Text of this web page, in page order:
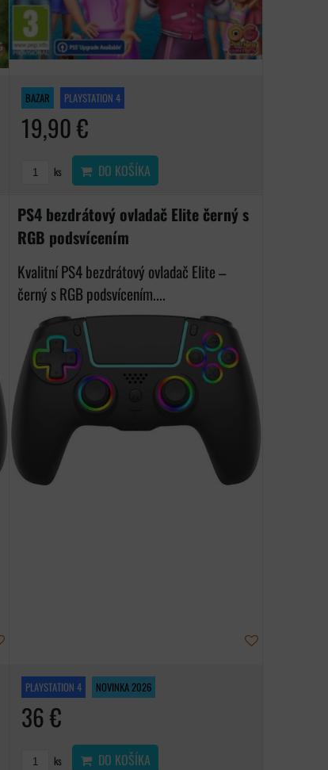
BAZAR PLAYSTATION 4
19,90 €
ks DO KOŠÍKA
PS4 bezdrátový ovladač Elite černý s
RGB podsvícením
Kvalitní PS4 bezdrátový ovladač Elite –
černý s RGB podsvícením....
PLAYSTATION 4 NOVINKA 2026
36 €
ks DO KOŠÍKA